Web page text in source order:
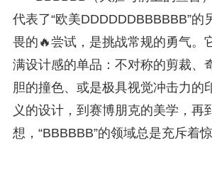
代表了“欧美DDDDDDBBBBBB”的
畏的🔥尝试，是挑战常规的勇气。
满设计感的单品：不对称的剪裁、
胆的撞色、或是极具视觉冲击力的
义的设计，到赛博朋克的美学，再
想，“BBBBBB”的领域总是充斥着